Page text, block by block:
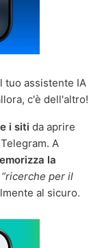
tuo assistente IA
c'è dell'altro!
i siti da aprire
A
la
“ricerche per il
al sicuro.